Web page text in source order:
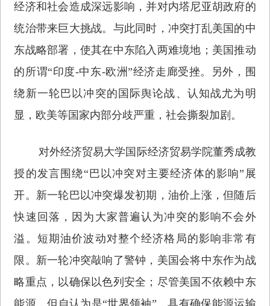
经济和社会造成深远影响，并对内塔尼亚胡政府的
统治带来巨大挑战。与此同时，冲突打乱美国的中
东战略部署，使其在中东陷入两难境地；美国推动
的所谓“印度-中东-欧洲”经济走廊受挫。另外，围
绕新一轮巴以冲突的国际舆论战、认知战尤为明
显，欧美等国家内部分歧严重，社会撕裂加剧。
对外经济贸易大学国际经济贸易学院董秀成教
授的发言围绕“巴以冲突对主要经济体的影响”展
开。新一轮巴以冲突爆发初期，油价上涨，但随后
快速回落，因为大家普遍认为冲突的影响不会外
溢。短期油价波动对整个经济格局的影响非常有
限。新一轮冲突敲响了警钟，美国会将中东作为战
略重点，以确保以色列安全；尽管美国不依赖中东
能源，但自认为是“世界领袖”，具有确保能源运输